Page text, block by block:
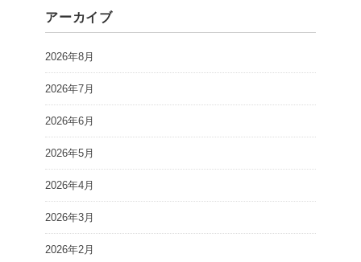
アーカイブ
2026年8月
2026年7月
2026年6月
2026年5月
2026年4月
2026年3月
2026年2月